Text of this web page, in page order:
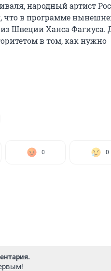
народный артист
что в программе
Швеции Ханса Фагиуса.
в том, как нужно
0 0